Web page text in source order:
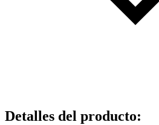
Detalles del producto: